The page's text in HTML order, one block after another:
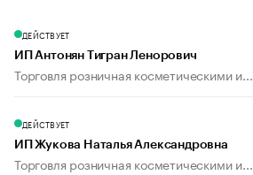
ДЕЙСТВУЕТ
ИП Антонян Тигран Ленорович
Торговля розничная косметическими и...
ДЕЙСТВУЕТ
ИП Жукова Наталья Александровна
Торговля розничная косметическими и...